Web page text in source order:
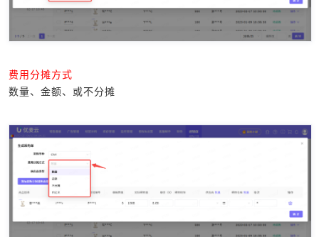
费用分摊方式
数量、金额、或不分摊